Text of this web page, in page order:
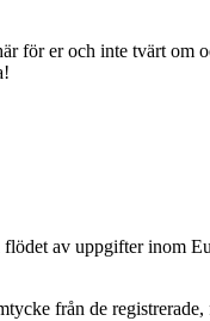
för er och inte tvärt om
av uppgifter inom
från de